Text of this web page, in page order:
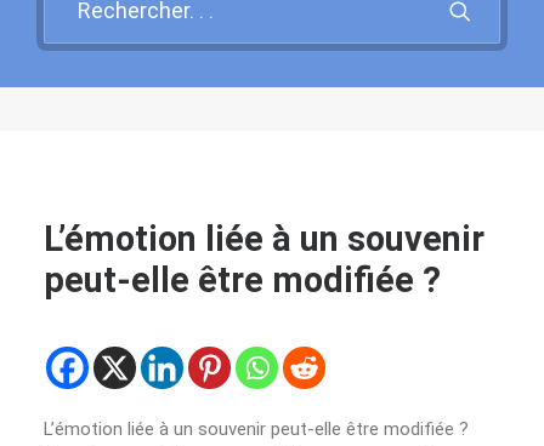
L’émotion liée à un souvenir
peut-elle être modifiée ?
L’émotion liée à un souvenir peut-elle être modifiée ?